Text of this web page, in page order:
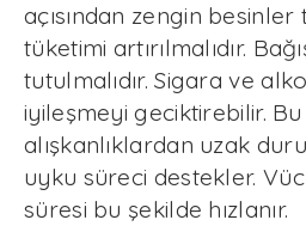
açısından zengin
tüketimi artırılmalıdır.
tutulmalıdır. Sigara ve
iyileşmeyi geciktirebilir.
alışkanlıklardan uzak
uyku süreci destekler.
süresi bu şekilde hızlanır.